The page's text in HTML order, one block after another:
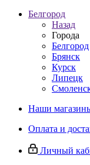
Белгород
Назад
Города
Белгород
Брянск
Курск
Липецк
Наши
Оплата и
Личный